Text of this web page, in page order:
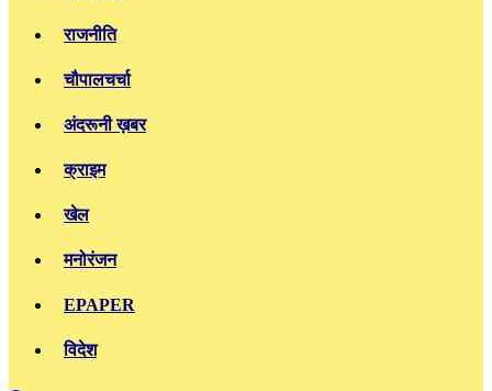
राजनीति
चौपालचर्चा
अंदरूनी ख़बर
क्राइम
खेल
मनोरंजन
EPAPER
विदेश